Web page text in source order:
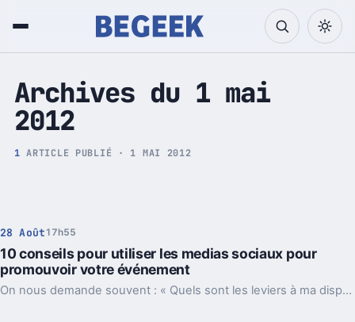
Tech et Pop culture
Archives du 1 mai
2012
1 ARTICLE PUBLIÉ · 1 MAI 2012
28 Août 17h55
10 conseils pour utiliser les medias sociaux pour
promouvoir votre événement
On nous demande souvent : « Quels sont les leviers à ma disposition pour promouvoir mon événement ? » Nous avons donc collecté les meilleures pratiques de nos utilisateurs et les avons réunis dans ce post afin de vous aider à optimiser votre utilisation des médias sociaux.